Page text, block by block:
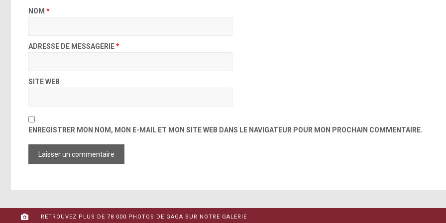
NOM *
ADRESSE DE MESSAGERIE*
SITE WEB
ENREGISTRER MON NOM, MON E-MAIL ET MON SITE WEB DANS LE NAVIGATEUR POUR MON PROCHAIN COMMENTAIRE.
RETROUVEZ PLUS DE 78 000 PHOTOS DE GAGA SUR NOTRE GALERIE